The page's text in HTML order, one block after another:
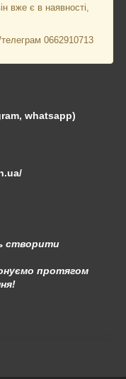
вже є в наявності,
0662910713
whatsapp)
створити
протягом